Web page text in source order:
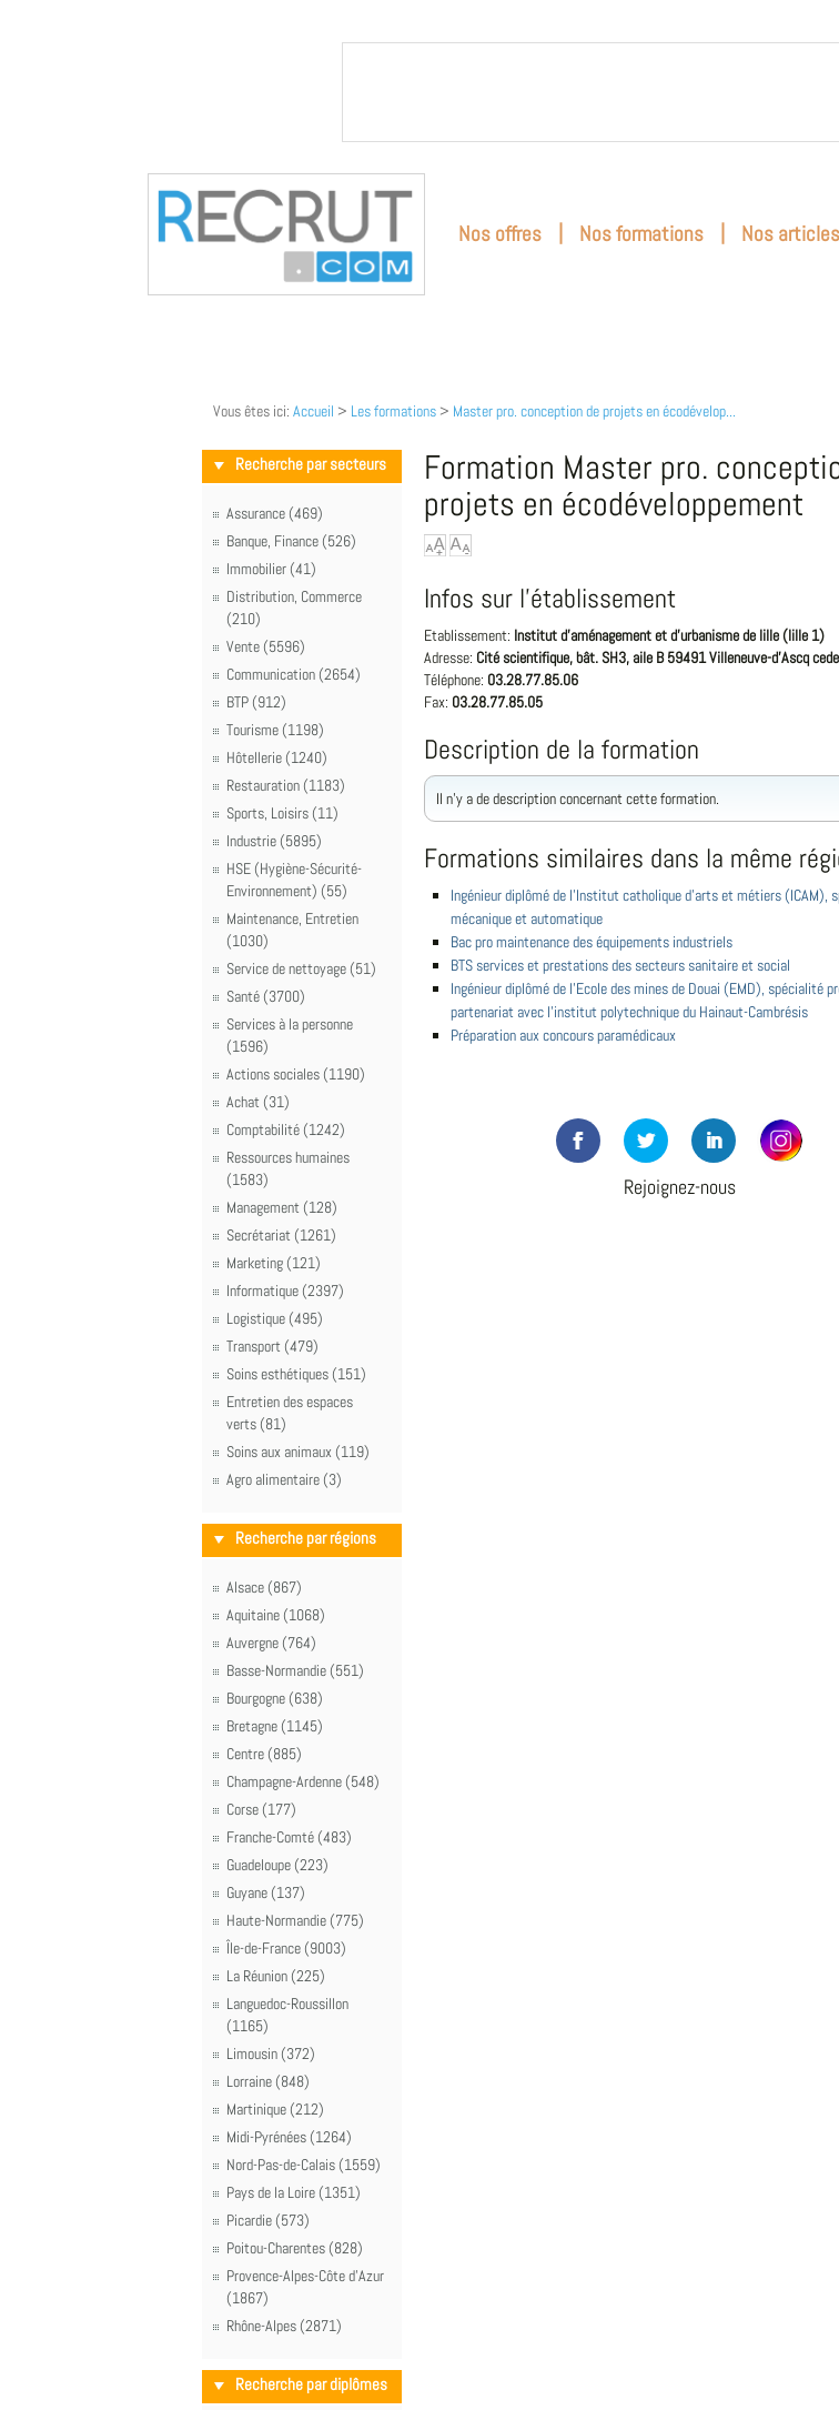
Nos offres | Nos formations | Nos articles
Vous êtes ici: Accueil > Les formations > Master pro. conception de projets en écodévelop...
Recherche par secteurs
Assurance (469)
Banque, Finance (526)
Immobilier (41)
Distribution, Commerce
(210)
Vente (5596)
Communication (2654)
BTP (912)
Tourisme (1198)
Hôtellerie (1240)
Restauration (1183)
Sports, Loisirs (11)
Industrie (5895)
HSE (Hygiène-Sécurité-
Environnement) (55)
Maintenance, Entretien
(1030)
Service de nettoyage (51)
Santé (3700)
Services à la personne
(1596)
Actions sociales (1190)
Achat (31)
Comptabilité (1242)
Ressources humaines
(1583)
Management (128)
Secrétariat (1261)
Marketing (121)
Informatique (2397)
Logistique (495)
Transport (479)
Soins esthétiques (151)
Entretien des espaces
verts (81)
Soins aux animaux (119)
Agro alimentaire (3)
Recherche par régions
Alsace (867)
Aquitaine (1068)
Auvergne (764)
Basse-Normandie (551)
Bourgogne (638)
Bretagne (1145)
Centre (885)
Champagne-Ardenne (548)
Corse (177)
Franche-Comté (483)
Guadeloupe (223)
Guyane (137)
Haute-Normandie (775)
Île-de-France (9003)
La Réunion (225)
Languedoc-Roussillon
(1165)
Limousin (372)
Lorraine (848)
Martinique (212)
Midi-Pyrénées (1264)
Nord-Pas-de-Calais (1559)
Pays de la Loire (1351)
Picardie (573)
Poitou-Charentes (828)
Provence-Alpes-Côte d'Azur
(1867)
Rhône-Alpes (2871)
Recherche par diplômes
Formation Master pro.
projets en écodéveloppement
Infos sur l'établissement
Etablissement: Institut d'aménagement et d'urbanisme de lille (lille 1)
Adresse: Cité scientifique, bât. SH3, aile B 59491 Villeneuve-d'Ascq
Téléphone: 03.28.77.85.06
Fax: 03.28.77.85.05
Description de la formation
Il n'y a de description concernant cette formation.
Formations similaires dans la même
Ingénieur diplômé de l'Institut catholique d'arts et métiers (ICAM),
mécanique et automatique
Bac pro maintenance des équipements industriels
BTS services et prestations des secteurs sanitaire et social
Ingénieur diplômé de l'Ecole des mines de Douai (EMD), spécialité
partenariat avec l'institut polytechnique du Hainaut-Cambrésis
Préparation aux concours paramédicaux
Rejoignez-nous